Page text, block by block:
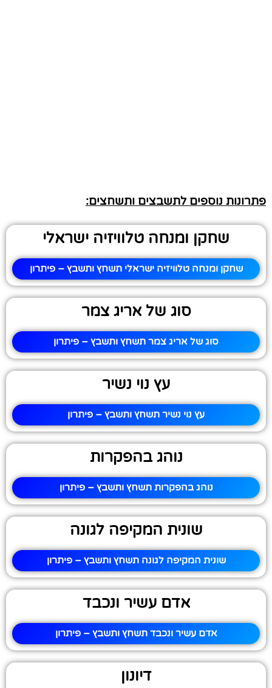
פתרונות נוספים לתשבצים ותשחצים:
שחקן ומנחה טלוויזיה ישראלי
שחקן ומנחה טלוויזיה ישראלי תשחץ ותשבץ – פיתרון
סוג של אריג צמר
סוג של אריג צמר תשחץ ותשבץ – פיתרון
עץ נוי נשיר
עץ נוי נשיר תשחץ ותשבץ – פיתרון
נוהג בהפקרות
נוהג בהפקרות תשחץ ותשבץ – פיתרון
שונית המקיפה לגונה
שונית המקיפה לגונה תשחץ ותשבץ – פיתרון
אדם עשיר ונכבד
אדם עשיר ונכבד תשחץ ותשבץ – פיתרון
דיונון